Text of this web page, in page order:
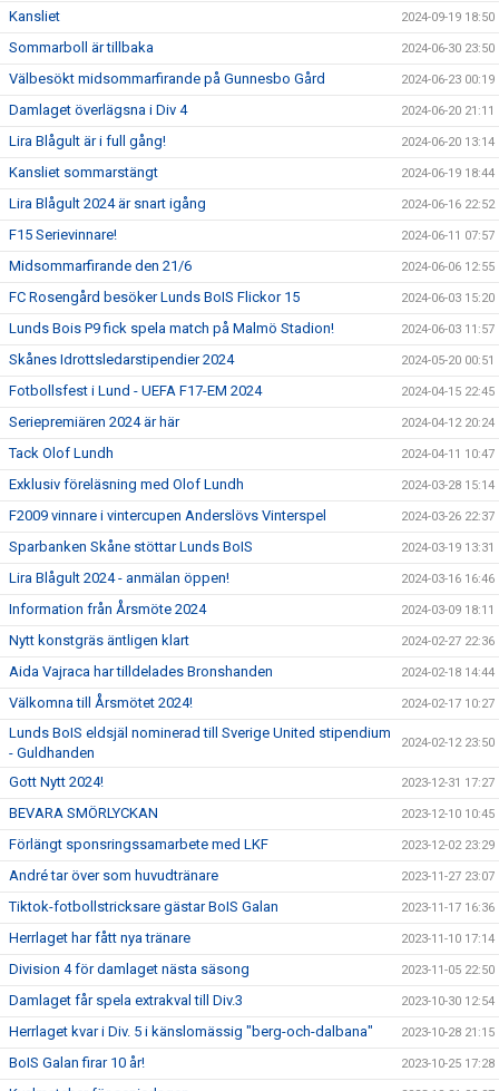
Kansliet 2024-09-19 18:50
Sommarboll är tillbaka 2024-06-30 23:50
Välbesökt midsommarfirande på Gunnesbo Gård 2024-06-23 00:19
Damlaget överlägsna i Div 4 2024-06-20 21:11
Lira Blågult är i full gång! 2024-06-20 13:14
Kansliet sommarstängt 2024-06-19 18:44
Lira Blågult 2024 är snart igång 2024-06-16 22:52
F15 Serievinnare! 2024-06-11 07:57
Midsommarfirande den 21/6 2024-06-06 12:55
FC Rosengård besöker Lunds BoIS Flickor 15 2024-06-03 15:20
Lunds Bois P9 fick spela match på Malmö Stadion! 2024-06-03 11:57
Skånes Idrottsledarstipendier 2024 2024-05-20 00:51
Fotbollsfest i Lund - UEFA F17-EM 2024 2024-04-15 22:45
Seriepremiären 2024 är här 2024-04-12 20:24
Tack Olof Lundh 2024-04-11 10:47
Exklusiv föreläsning med Olof Lundh 2024-03-28 15:14
F2009 vinnare i vintercupen Anderslövs Vinterspel 2024-03-26 22:37
Sparbanken Skåne stöttar Lunds BoIS 2024-03-19 13:31
Lira Blågult 2024 - anmälan öppen! 2024-03-16 16:46
Information från Årsmöte 2024 2024-03-09 18:11
Nytt konstgräs äntligen klart 2024-02-27 22:36
Aida Vajraca har tilldelades Bronshanden 2024-02-18 14:44
Välkomna till Årsmötet 2024! 2024-02-17 10:27
Lunds BoIS eldsjäl nominerad till Sverige United stipendium
- Guldhanden
2024-02-12 23:50
Gott Nytt 2024! 2023-12-31 17:27
BEVARA SMÖRLYCKAN 2023-12-10 10:45
Förlängt sponsringssamarbete med LKF 2023-12-02 23:29
André tar över som huvudtränare 2023-11-27 23:07
Tiktok-fotbollstricksare gästar BoIS Galan 2023-11-17 16:36
Herrlaget har fått nya tränare 2023-11-10 17:14
Division 4 för damlaget nästa säsong 2023-11-05 22:50
Damlaget får spela extrakval till Div.3 2023-10-30 12:54
Herrlaget kvar i Div. 5 i känslomässig "berg-och-dalbana" 2023-10-28 21:15
BoIS Galan firar 10 år! 2023-10-25 17:28